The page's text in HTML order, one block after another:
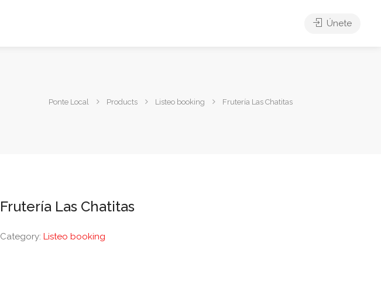
Únete
Ponte Local Products Listeo booking Frutería Las Chatitas
Frutería Las Chatitas
Category:Listeo booking